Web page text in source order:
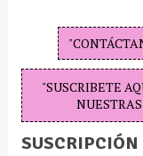
"SUSCRIBETE
SUSCRIPCIÓN